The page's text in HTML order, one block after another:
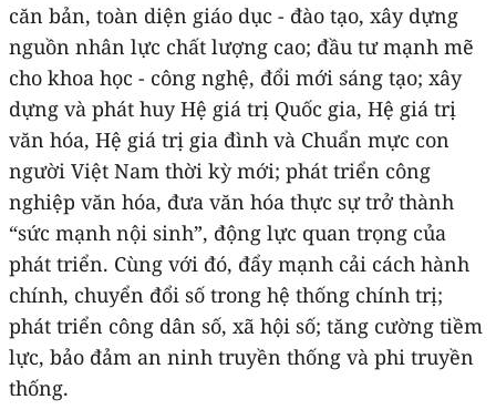
căn bản, toàn diện giáo dục - đào tạo, xây dựng
nguồn nhân lực chất lượng cao; đầu tư mạnh mẽ
cho khoa học - công nghệ, đổi mới sáng tạo; xây
dựng và phát huy Hệ giá trị Quốc gia, Hệ giá trị
văn hóa, Hệ giá trị gia đình và Chuẩn mực con
người Việt Nam thời kỳ mới; phát triển công
nghiệp văn hóa, đưa văn hóa thực sự trở thành
“sức mạnh nội sinh”, động lực quan trọng của
phát triển. Cùng với đó, đẩy mạnh cải cách hành
chính, chuyển đổi số trong hệ thống chính trị;
phát triển công dân số, xã hội số; tăng cường tiềm
lực, bảo đảm an ninh truyền thống và phi truyền
thống.